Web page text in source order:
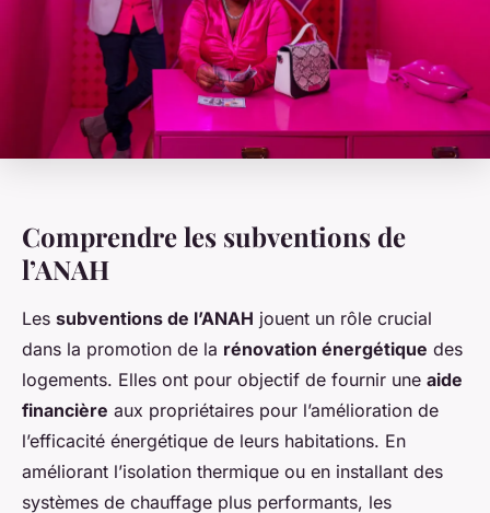
Comprendre les subventions de
l’ANAH
Les subventions de l’ANAH jouent un rôle crucial
dans la promotion de la rénovation énergétique des
logements. Elles ont pour objectif de fournir une aide
financière aux propriétaires pour l’amélioration de
l’efficacité énergétique de leurs habitations. En
améliorant l’isolation thermique ou en installant des
systèmes de chauffage plus performants, les